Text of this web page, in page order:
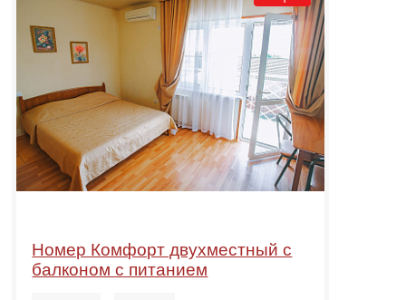
Номер Комфорт двухместный с
балконом с питанием